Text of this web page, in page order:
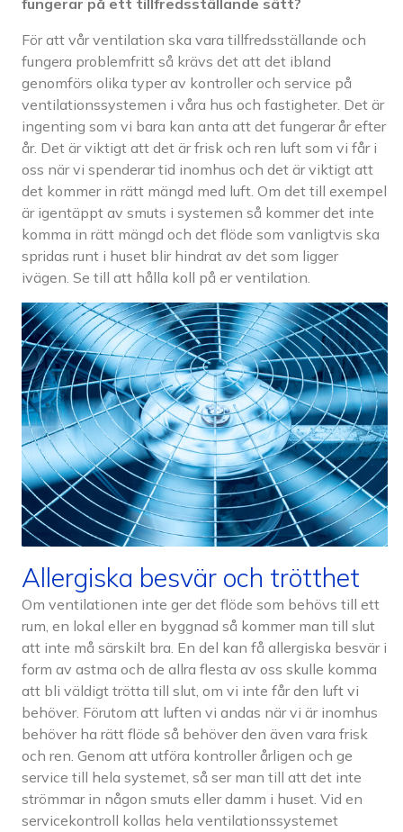
fungerar på ett tillfredsställande sätt?
För att vår ventilation ska vara tillfredsställande och
fungera problemfritt så krävs det att det ibland
genomförs olika typer av kontroller och service på
ventilationssystemen i våra hus och fastigheter. Det är
ingenting som vi bara kan anta att det fungerar år efter
år. Det är viktigt att det är frisk och ren luft som vi får i
oss när vi spenderar tid inomhus och det är viktigt att
det kommer in rätt mängd med luft. Om det till exempel
är igentäppt av smuts i systemen så kommer det inte
komma in rätt mängd och det flöde som vanligtvis ska
spridas runt i huset blir hindrat av det som ligger
ivägen. Se till att hålla koll på er ventilation.
Allergiska besvär och trötthet
Om ventilationen inte ger det flöde som behövs till ett
rum, en lokal eller en byggnad så kommer man till slut
att inte må särskilt bra. En del kan få allergiska besvär i
form av astma och de allra flesta av oss skulle komma
att bli väldigt trötta till slut, om vi inte får den luft vi
behöver. Förutom att luften vi andas när vi är inomhus
behöver ha rätt flöde så behöver den även vara frisk
och ren. Genom att utföra kontroller årligen och ge
service till hela systemet, så ser man till att det inte
strömmar in någon smuts eller damm i huset. Vid en
servicekontroll kollas hela ventilationssystemet